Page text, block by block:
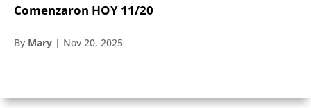
Comenzaron HOY 11/20
By Mary | Nov 20, 2025